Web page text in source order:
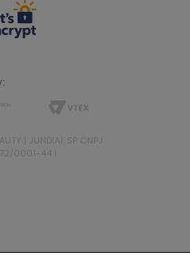
| JUNDIAÍ, SP CNPJ
0001-44 |